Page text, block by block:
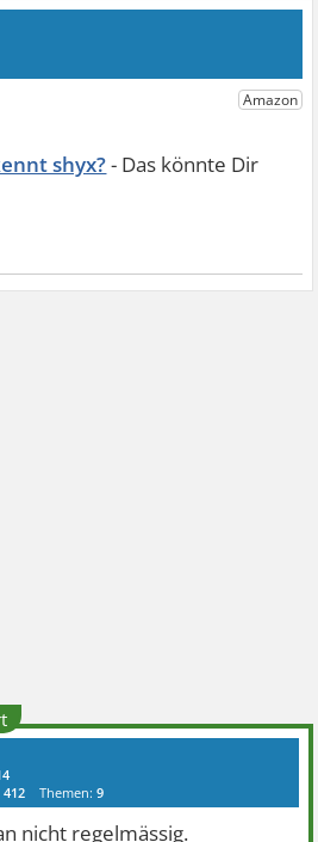
shyx?
412 Themen:9
nicht regelmässig.